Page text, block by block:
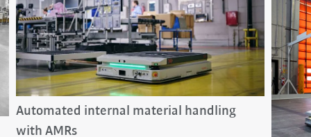
Automated internal material handling
with AMRs